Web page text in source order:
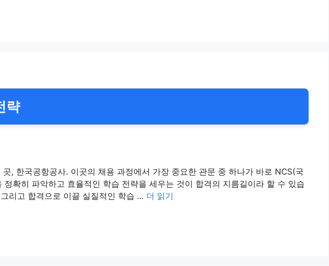
략
, 한국공항공사. 이곳의 채용 과정에서 가장 중요한 관문 중 하나가 바로 NCS(국
확히 파악하고 효율적인 학습 전략을 세우는 것이 합격의 지름길이라 할 수 있습
리고 합격으로 이끌 실질적인 학습 … 더 읽기